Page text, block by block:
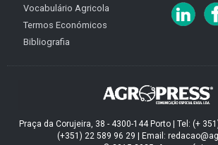
Vocabulário Agricola
Termos Económicos
Bibliografia
Praça da Corujeira, 38 - 4300-144 Porto | Tel: (+
(+351) 22 589 96 29 | Email: